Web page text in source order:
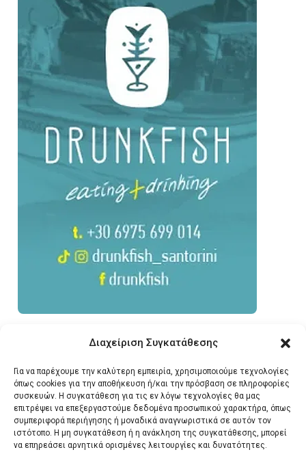
Διαχείριση Συγκατάθεσης
Για να παρέχουμε την καλύτερη εμπειρία, χρησιμοποιούμε τεχνολογίες
όπως cookies για την αποθήκευση ή/και την πρόσβαση σε πληροφορίες
συσκευών. Η συγκατάθεση για τις εν λόγω τεχνολογίες θα μας
επιτρέψει να επεξεργαστούμε δεδομένα προσωπικού χαρακτήρα, όπως
συμπεριφορά περιήγησης ή μοναδικά αναγνωριστικά σε αυτόν τον
ιστότοπο. Η μη συγκατάθεση ή η ανάκληση της συγκατάθεσης, μπορεί
να επηρεάσει αρνητικά ορισμένες λειτουργίες και δυνατότητες.